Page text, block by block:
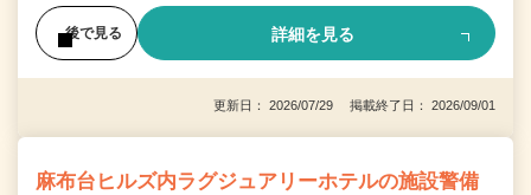
後で見る 詳細を見る
更新日： 2026/07/29 掲載終了日： 2026/09/01
麻布台ヒルズ内ラグジュアリーホテルの施設警備